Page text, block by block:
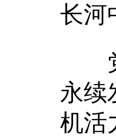
长河
党
永续
机活